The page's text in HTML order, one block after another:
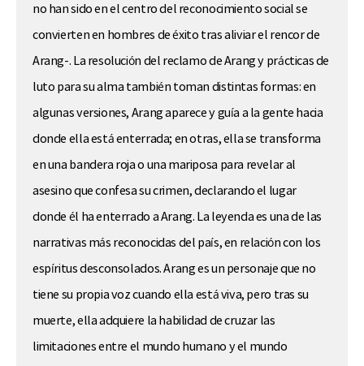
no han sido en el centro del reconocimiento social se
convierten en hombres de éxito tras aliviar el rencor de
Arang-. La resolución del reclamo de Arang y prácticas de
luto para su alma también toman distintas formas: en
algunas versiones, Arang aparece y guía a la gente hacia
donde ella está enterrada; en otras, ella se transforma
en una bandera roja o una mariposa para revelar al
asesino que confesa su crimen, declarando el lugar
donde él ha enterrado a Arang. La leyenda es una de las
narrativas más reconocidas del país, en relación con los
espíritus desconsolados. Arang es un personaje que no
tiene su propia voz cuando ella está viva, pero tras su
muerte, ella adquiere la habilidad de cruzar las
limitaciones entre el mundo humano y el mundo